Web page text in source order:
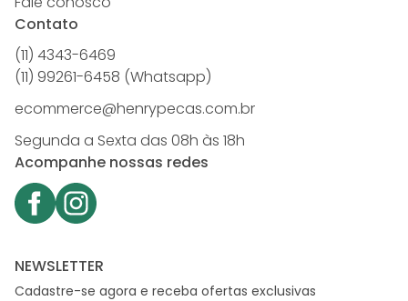
Contato
(11) 4343-6469
(11) 99261-6458 (Whatsapp)
ecommerce@henrypecas.com.br
Segunda a Sexta das 08h às 18h
Acompanhe nossas redes
NEWSLETTER
Cadastre-se agora e receba ofertas exclusivas